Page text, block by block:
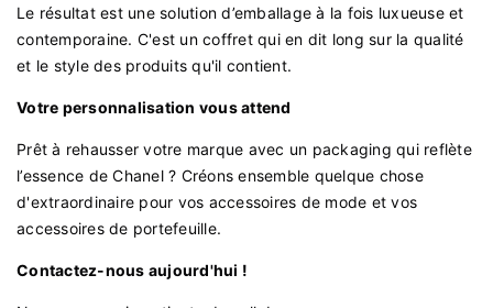
Le résultat est une solution d’emballage à la fois luxueuse et
contemporaine. C'est un coffret qui en dit long sur la qualité
et le style des produits qu'il contient.
Votre personnalisation vous attend
Prêt à rehausser votre marque avec un packaging qui reflète
l’essence de Chanel ? Créons ensemble quelque chose
d'extraordinaire pour vos accessoires de mode et vos
accessoires de portefeuille.
Contactez-nous aujourd'hui !